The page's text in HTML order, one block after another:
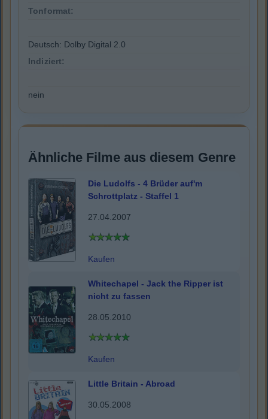
Tonformat:
Deutsch: Dolby Digital 2.0
Indiziert:
nein
Ähnliche Filme aus diesem Genre
Die Ludolfs - 4 Brüder auf'm
Schrottplatz - Staffel 1
27.04.2007
Kaufen
Whitechapel - Jack the Ripper ist
nicht zu fassen
28.05.2010
Kaufen
Little Britain - Abroad
30.05.2008